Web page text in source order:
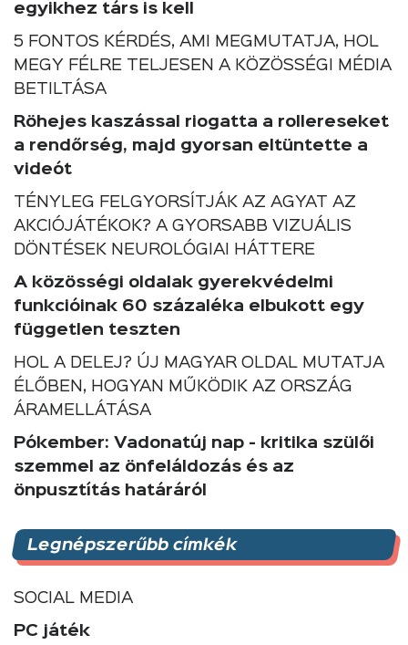
egyikhez társ is kell
5 FONTOS KÉRDÉS, AMI MEGMUTATJA, HOL
MEGY FÉLRE TELJESEN A KÖZÖSSÉGI MÉDIA
BETILTÁSA
Röhejes kaszással riogatta a rollereseket
a rendőrség, majd gyorsan eltüntette a
videót
TÉNYLEG FELGYORSÍTJÁK AZ AGYAT AZ
AKCIÓJÁTÉKOK? A GYORSABB VIZUÁLIS
DÖNTÉSEK NEUROLÓGIAI HÁTTERE
A közösségi oldalak gyerekvédelmi
funkcióinak 60 százaléka elbukott egy
független teszten
HOL A DELEJ? ÚJ MAGYAR OLDAL MUTATJA
ÉLŐBEN, HOGYAN MŰKÖDIK AZ ORSZÁG
ÁRAMELLÁTÁSA
Pókember: Vadonatúj nap - kritika szülői
szemmel az önfeláldozás és az
önpusztítás határáról
Legnépszerűbb címkék
SOCIAL MEDIA
PC játék